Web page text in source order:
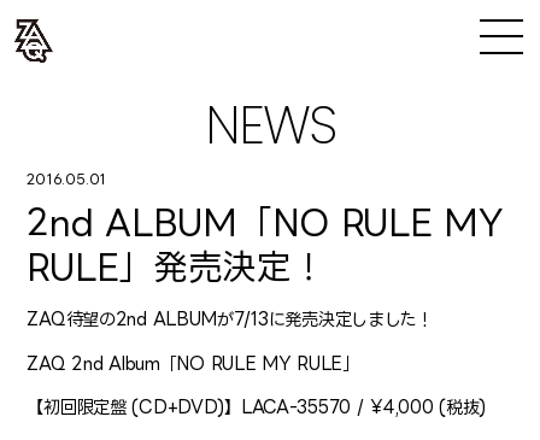
NEWS
2016.05.01
2nd ALBUM「NO RULE MY
RULE」発売決定！
ZAQ待望の2nd ALBUMが7/13に発売決定しました！
ZAQ 2nd Album「NO RULE MY RULE」
【初回限定盤 (CD+DVD)】LACA-35570 / ¥4,000 (税抜)